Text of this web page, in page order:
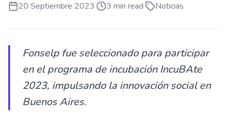
20 Septiembre 2023· 3 min read· Noticias
Fonselp fue seleccionado para participar
en el programa de incubación IncuBAte
2023, impulsando la innovación social en
Buenos Aires.